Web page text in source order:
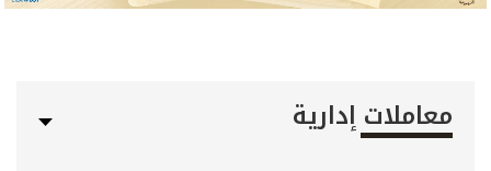
معاملات إدارية